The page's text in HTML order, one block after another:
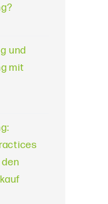
und
mit